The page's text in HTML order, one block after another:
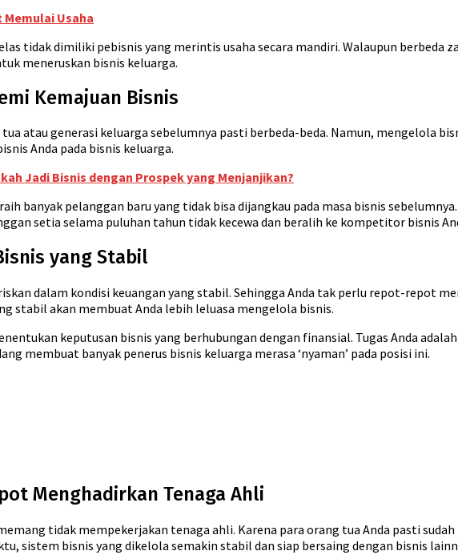
Memulai Usaha
tidak dimiliki pebisnis yang merintis usaha secara mandiri. Walaupun berbeda
meneruskan bisnis keluarga.
Kemajuan Bisnis
tua atau generasi keluarga sebelumnya pasti berbeda-beda. Namun, mengelola
Anda pada bisnis keluarga.
Jadi Bisnis dengan Prospek yang Menjanjikan?
banyak pelanggan baru yang tidak bisa dijangkau pada masa bisnis
setia selama puluhan tahun tidak kecewa dan beralih ke kompetitor bisnis
yang Stabil
dalam kondisi keuangan yang stabil. Sehingga Anda tak perlu repot-repot
stabil akan membuat Anda lebih leluasa mengelola bisnis.
keputusan bisnis yang berhubungan dengan finansial. Tugas Anda
membuat banyak penerus bisnis keluarga merasa ‘nyaman’ pada posisi ini.
Menghadirkan Tenaga Ahli
tidak mempekerjakan tenaga ahli. Karena para orang tua Anda pasti
sistem bisnis yang dikelola semakin stabil dan siap bersaing dengan bisnis